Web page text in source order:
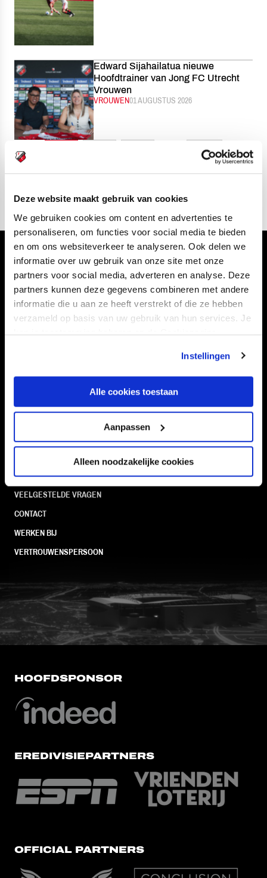
Deze website maakt gebruik van cookies
We gebruiken cookies om content en advertenties te
personaliseren, om functies voor social media te bieden
en om ons websiteverkeer te analyseren. Ook delen we
informatie over uw gebruik van onze site met onze
partners voor social media, adverteren en analyse. Deze
partners kunnen deze gegevens combineren met andere
informatie die u aan ze heeft verstrekt of die ze hebben
verzameld op basis van uw gebruik van hun services. Je
kan je toestemming beheren op de Cookiepagina.
Instellingen
Alle cookies toestaan
Aanpassen
Alleen noodzakelijke cookies
Edward Sijahailatua nieuwe
Hoofdtrainer van Jong FC Utrecht
Vrouwen
CATEGORIE:
VROUWENGEPUBLICEERD:
01 AUGUSTUS 2026
1699
Volg ons ook via
Navigeer naar
SUPPORTERS
BUSINESS
Informatie
VEELGESTELDE VRAGEN
CONTACT
WERKEN BIJ
VERTROUWENSPERSOON
FC Utrecht<br>vanuit<br>het
HOOFDSPONSOR
EREDIVISIEPARTNERS
OFFICIAL PARTNERS